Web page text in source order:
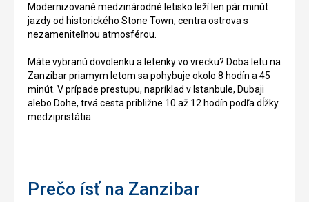
Modernizované medzinárodné letisko leží len pár minút
jazdy od historického Stone Town, centra ostrova s
nezameniteľnou atmosférou.
Máte vybranú dovolenku a letenky vo vrecku? Doba letu na
Zanzibar priamym letom sa pohybuje okolo 8 hodín a 45
minút. V prípade prestupu, napríklad v Istanbule, Dubaji
alebo Dohe, trvá cesta približne 10 až 12 hodín podľa dĺžky
medzipristátia.
Prečo ísť na Zanzibar